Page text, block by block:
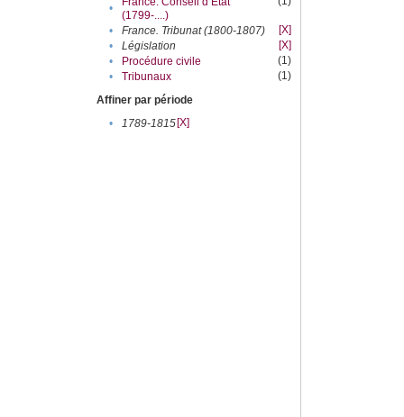
•
(1799-....)
• France. Tribunat (1800-1807)
[X]
•
Législation
[X]
•
Procédure civile
(1)
•
Tribunaux
(1)
Affiner par période
•
1789-1815[X]